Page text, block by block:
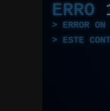
ERRO
ERROR
ESTE